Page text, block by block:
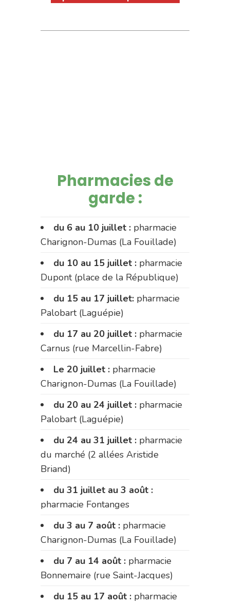
Pharmacies de
garde :
du 6 au 10 juillet : pharmacie
Charignon-Dumas (La Fouillade)
du 10 au 15 juillet : pharmacie
Dupont (place de la République)
du 15 au 17 juillet: pharmacie
Palobart (Laguépie)
du 17 au 20 juillet : pharmacie
Carnus (rue Marcellin-Fabre)
Le 20 juillet : pharmacie
Charignon-Dumas (La Fouillade)
du 20 au 24 juillet : pharmacie
Palobart (Laguépie)
du 24 au 31 juillet : pharmacie
du marché (2 allées Aristide
Briand)
du 31 juillet au 3 août :
pharmacie Fontanges
du 3 au 7 août : pharmacie
Charignon-Dumas (La Fouillade)
du 7 au 14 août : pharmacie
Bonnemaire (rue Saint-Jacques)
du 15 au 17 août : pharmacie